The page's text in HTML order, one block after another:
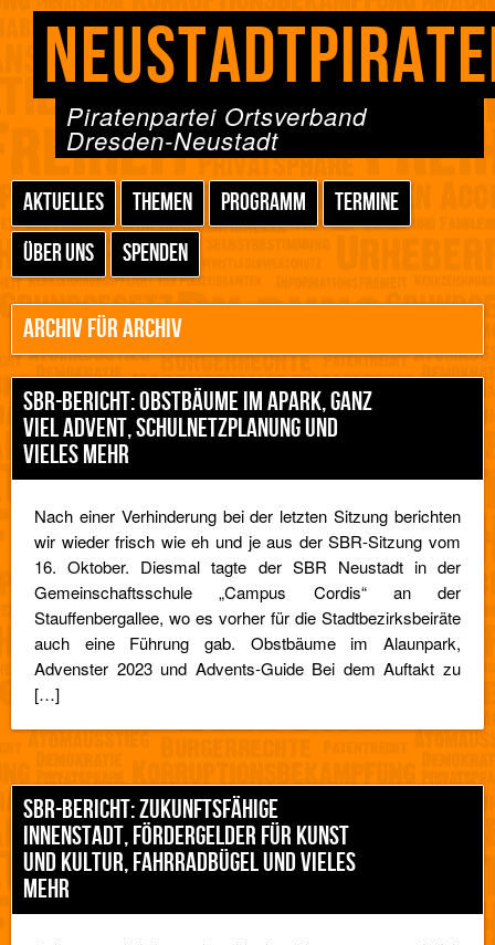
Piratenpartei Ortsverband
Dresden-Neustadt
AKTUELLES THEMEN PROGRAMM
TERMINE
ÜBER UNS
SPENDEN
ARCHIV FÜR ARCHIV
SBR-BERICHT: OBSTBÄUME IM APARK, GANZ
VIEL ADVENT, SCHULNETZPLANUNG UND
VIELES MEHR
Nach einer Verhinderung bei der letzten Sitzung berichten
wir wieder frisch wie eh und je aus der SBR-Sitzung vom
16. Oktober. Diesmal tagte der SBR Neustadt in der
Gemeinschaftsschule „Campus Cordis“ an der
Stauffenbergallee, wo es vorher für die Stadtbezirksbeiräte
auch eine Führung gab. Obstbäume im Alaunpark,
Advenster 2023 und Advents-Guide Bei dem Auftakt zu
[…]
SBR-BERICHT: ZUKUNFTSFÄHIGE
INNENSTADT, FÖRDERGELDER FÜR KUNST
UND KULTUR, FAHRRADBÜGEL UND VIELES
MEHR